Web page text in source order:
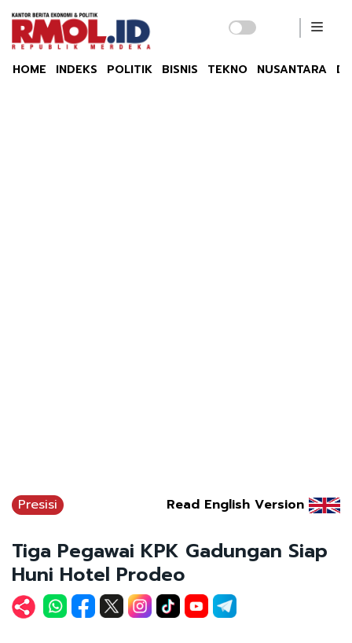
HOME INDEKS POLITIK BISNIS TEKNO NUSANTARA
Presisi Read English Version
Tiga Pegawai KPK Gadungan Siap
Huni Hotel Prodeo